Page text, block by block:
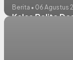
Berita • 06 Agustus
Kelas Balita